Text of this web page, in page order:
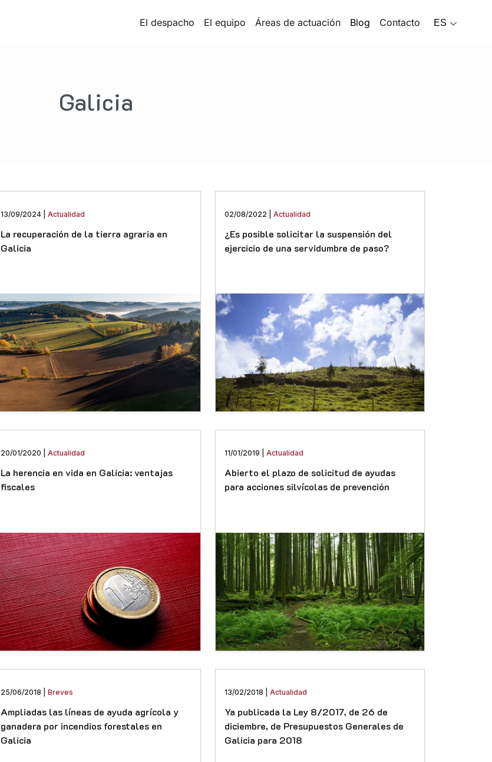
El despacho El equipo Áreas de actuación Blog Contacto ES
Galicia
13/09/2024 | Actualidad
La recuperación de la tierra agraria en
Galicia
02/08/2022 | Actualidad
¿Es posible solicitar la suspensión del
ejercicio de una servidumbre de paso?
20/01/2020 | Actualidad
La herencia en vida en Galicia: ventajas
fiscales
11/01/2019 | Actualidad
Abierto el plazo de solicitud de ayudas
para acciones silvícolas de prevención
25/06/2018 | Breves
Ampliadas las líneas de ayuda agrícola y
ganadera por incendios forestales en
Galicia
13/02/2018 | Actualidad
Ya publicada la Ley 8/2017, de 26 de
diciembre, de Presupuestos Generales de
Galicia para 2018